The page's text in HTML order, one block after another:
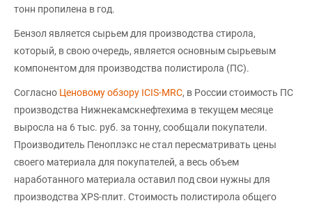
тонн пропилена в год.
Бензол является сырьем для производства стирола,
который, в свою очередь, является основным сырьевым
компонентом для производства полистирола (ПС).
Согласно Ценовому обзору ICIS-MRC, в России стоимость ПС
производства Нижнекамскнефтехима в текущем месяце
выросла на 6 тыс. руб. за тонну, сообщали покупатели.
Производитель Пеноплэкс не стал пересматривать цены
своего материала для покупателей, а весь объем
наработанного материала оставил под свои нужны для
производства XPS-плит. Стоимость полистирола общего